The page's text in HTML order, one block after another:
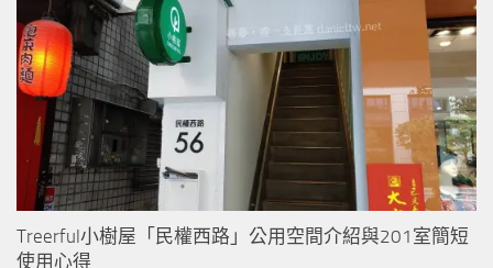
Treerful小樹屋「民權西路」公用空間介紹與201室簡短
使用心得